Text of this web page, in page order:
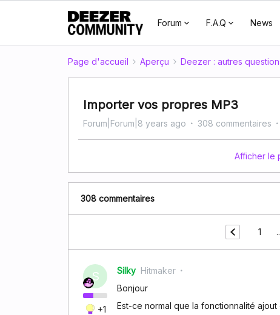
Forum F.A.Q News
Page d'accueil Aperçu Deezer : autres
Importer vos propres MP3
Forum|Forum|8 years ago 308 commentaires
Afficher le
308 commentaires
1
S
+1
Silky Hitmaker
Bonjour
Est-ce normal que la fonctionnalité